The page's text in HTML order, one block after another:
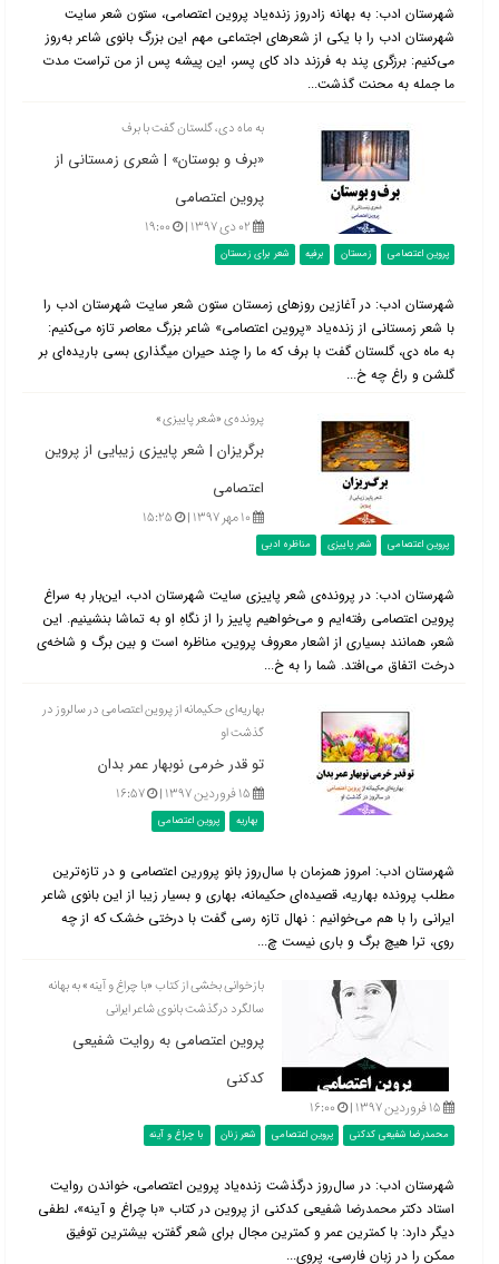
شهرستان ادب: به بهانه زادروز زنده‌یاد پروین اعتصامی، ستون شعر سایت
شهرستان ادب را با یکی از شعرهای اجتماعی مهم این بزرگ بانوی شاعر به‌روز
می‌کنیم: برزگری پند به فرزند داد کای پسر، این پیشه پس از من تراست مدت
ما جمله به محنت گذشت...
به ماه دی، گلستان گفت با برف
«برف و بوستان» | شعری زمستانی از
پروین اعتصامی
۰۲ دی ۱۳۹۷ | ۱۹:۰۰
پروین اعتصامی زمستان برفیه شعر برای زمستان
شهرستان ادب: در آغازین روزهای زمستان ستون شعر سایت شهرستان ادب را
با شعر زمستانی از زنده‌یاد «پروین اعتصامی» شاعر بزرگ معاصر تازه می‌کنیم:
به ماه دی، گلستان گفت با برف که ما را چند حیران میگذاری بسی باریده‌ای بر
گلشن و راغ چه خ...
پرونده‌ی «شعر پاییزی»
برگریزان | شعر پاییزی زیبایی از پروین
اعتصامی
۱۰ مهر ۱۳۹۷ | ۱۵:۲۵
پروین اعتصامی شعر پاییزی مناظره ادبی
شهرستان ادب: در پرونده‌ی شعر پاییزی سایت شهرستان ادب، این‌بار به سراغ
پروین اعتصامی رفته‌ایم و می‌خواهیم پاییز را از نگاهِ او به تماشا بنشینیم. این
شعر، همانند بسیاری از اشعار معروف پروین، مناظره است و بین برگ و شاخه‌ی
درخت اتفاق می‌افتد. شما را به خ...
بهاریه‌ای حکیمانه از پروین اعتصامی در سالروز در
گذشت او
تو قدر خرمی نوبهار عمر بدان
۱۵ فروردین ۱۳۹۷ | ۱۶:۵۷
بهاریه پروین اعتصامی
شهرستان ادب: امروز همزمان با سال‌روز بانو پرورین اعتصامی و در تازه‌ترین
مطلب پرونده بهاریه، قصیده‌ای حکیمانه، بهاری و بسیار زیبا از این بانوی شاعر
ایرانی را با هم می‌خوانیم : نهال تازه رسی گفت با درختی خشک که از چه
روی، ترا هیچ برگ و باری نیست چ...
بازخوانی بخشی از کتاب «با چراغ و آینه» به بهانه
سالگرد درگذشت بانوی شاعر ایرانی
پروین اعتصامی به روایت شفیعی
کدکنی
۱۵ فروردین ۱۳۹۷ | ۱۶:۰۰
محمدرضا شفیعی کدکنی پروین اعتصامی شعر زنان با چراغ و آینه
شهرستان ادب: در سال‌روز درگذشت زنده‌یاد پروین اعتصامی، خواندن روایت
استاد دکتر محمدرضا شفیعی کدکنی از پروین در کتاب «با چراغ و آینه»، لطفی
دیگر دارد: با کمترین عمر و کمترین مجال برای شعر گفتن، بیشترین توفیق
ممکن را در زبان فارسی، پروی...